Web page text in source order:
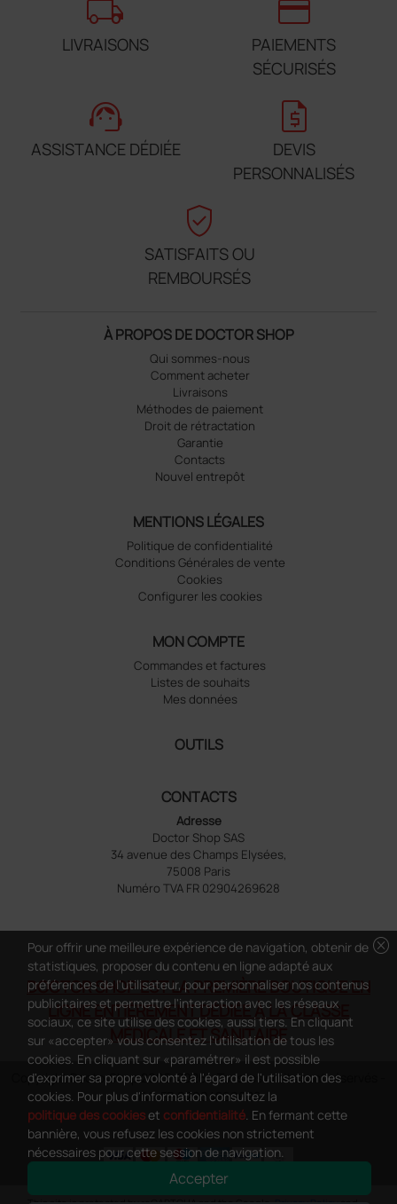
local_shipping
LIVRAISONS
credit_card
PAIEMENTS
SÉCURISÉS
support_agent
ASSISTANCE DÉDIÉE
request_quote
DEVIS
PERSONNALISÉS
verified_user
SATISFAITS OU
REMBOURSÉS
À PROPOS DE DOCTOR SHOP
Qui sommes-nous
Comment acheter
Livraisons
Méthodes de paiement
Droit de rétractation
Garantie
Contacts
Nouvel entrepôt
MENTIONS LÉGALES
Politique de confidentialité
Conditions Générales de vente
Cookies
Configurer les cookies
MON COMPTE
Commandes et factures
Listes de souhaits
Mes données
OUTILS
CONTACTS
Adresse
Doctor Shop SAS
34 avenue des Champs Elysées,
75008 Paris
Numéro TVA FR 02904269628
DOCTOR SHOP EST LA PREMIÈRE BOUTIQUE EN
LIGNE ENTIÈREMENT DÉDIÉE À LA CLASSE
MÉDICALE ET SANITAIRE
Copyright DoctorShop 2005-2026 - Tous les droits sont réservés -
TVA FR 02904269628
cancel
Pour offrir une meilleure expérience de navigation, obtenir de
statistiques, proposer du contenu en ligne adapté aux
préférences de l'utilisateur, pour personnaliser nos contenus
publicitaires et permettre l'interaction avec les réseaux
sociaux, ce site utilise des cookies, aussi tiers. En cliquant
sur «accepter» vous consentez l'utilisation de tous les
cookies. En cliquant sur «paramétrer» il est possible
d'exprimer sa propre volonté à l'égard de l'utilisation des
cookies. Pour plus d'information consultez la
politique des cookieset confidentialité. En fermant cette
bannière, vous refusez les cookies non strictement
nécessaires pour cette session de navigation.
Accepter